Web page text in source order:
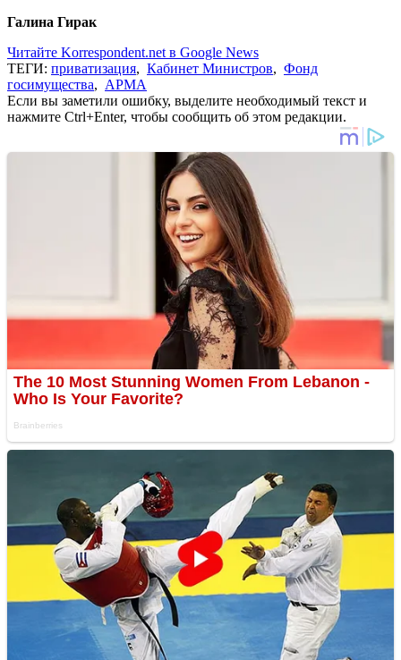
Галина Гирак
Читайте Korrespondent.net в Google News
ТЕГИ: приватизация, Кабинет Министров, Фонд
госимущества, АРМА
Если вы заметили ошибку, выделите необходимый текст и
нажмите Ctrl+Enter, чтобы сообщить об этом редакции.